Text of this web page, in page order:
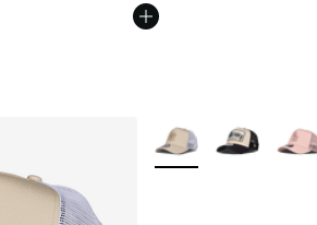
Plus de couleurs